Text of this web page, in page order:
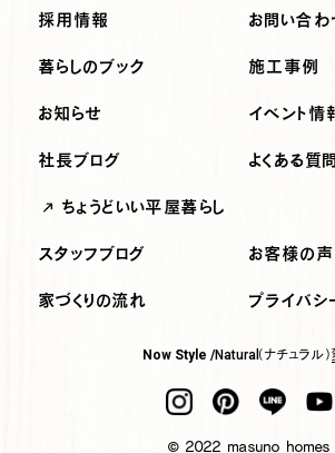
採用情報 お問い合わ
暮らしのブック 施工事例
お知らせ
社長ブログ
イベント情
よくある質問
ちょうどいい平屋暮らし
スタッフブログ お客様の声
家づくりの流れ プライバシ
Now Style /Natural （ナチュラル）
© 2022 masuno homes